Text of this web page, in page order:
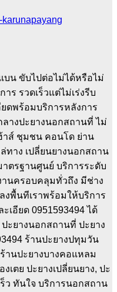
karunapayang
บน ขับไปต่อไม่ได้หรือไม่
ร รวดเร็วแต่ไม่เร่งรีบ
ดพร้อมบริการหลังการ
ลางปะยางนอกสถานที่ ไม่
าส์ ชุมชน คอนโด ย่าน
ทาง เปลี่ยนยางนอกสถาน
ตรฐานศูนย์ บริการระดับ
านครอบคลุมทั่วถึง มีช่าง
พื้นทีเราพร้อมให้บริการ
เอียด 0951593494 ได้
ะยางนอกสถานที่ ปะยาง
ร้านปะยางปทุมวัน
านปะยางบางคอแหลม
เตย ปะยางเปลี่ยนยาง, ปะ
ว ทันใจ บริการนอกสถาน